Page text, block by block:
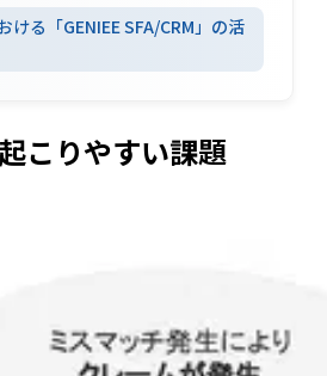
ける「GENIEE SFA/CRM」の活
こりやすい課題